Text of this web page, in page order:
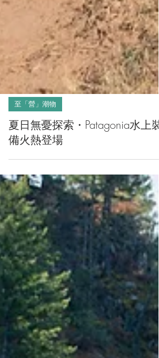
至「營」潮物
夏日無憂探索・Patagonia水上裝
備火熱登場